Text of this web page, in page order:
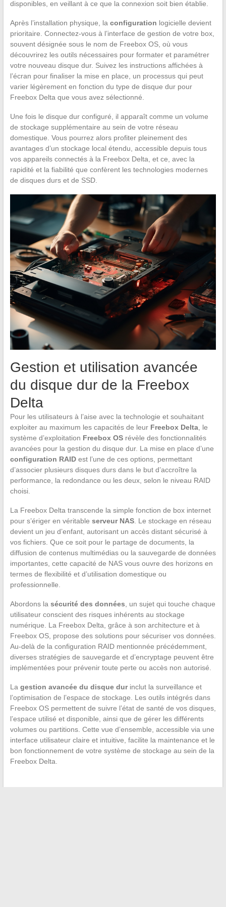
disponibles, en veillant à ce que la connexion soit bien établie.
Après l’installation physique, la configuration logicielle devient
prioritaire. Connectez-vous à l’interface de gestion de votre box,
souvent désignée sous le nom de Freebox OS, où vous
découvrirez les outils nécessaires pour formater et paramétrer
votre nouveau disque dur. Suivez les instructions affichées à
l’écran pour finaliser la mise en place, un processus qui peut
varier légèrement en fonction du type de disque dur pour
Freebox Delta que vous avez sélectionné.
Une fois le disque dur configuré, il apparaît comme un volume
de stockage supplémentaire au sein de votre réseau
domestique. Vous pourrez alors profiter pleinement des
avantages d’un stockage local étendu, accessible depuis tous
vos appareils connectés à la Freebox Delta, et ce, avec la
rapidité et la fiabilité que confèrent les technologies modernes
de disques durs et de SSD.
Gestion et utilisation avancée
du disque dur de la Freebox
Delta
Pour les utilisateurs à l’aise avec la technologie et souhaitant
exploiter au maximum les capacités de leur Freebox Delta, le
système d’exploitation Freebox OSrévèle des fonctionnalités
avancées pour la gestion du disque dur. La mise en place d’une
configuration RAIDest l’une de ces options, permettant
d’associer plusieurs disques durs dans le but d’accroître la
performance, la redondance ou les deux, selon le niveau RAID
choisi.
La Freebox Delta transcende la simple fonction de box internet
pour s’ériger en véritable serveur NAS. Le stockage en réseau
devient un jeu d’enfant, autorisant un accès distant sécurisé à
vos fichiers. Que ce soit pour le partage de documents, la
diffusion de contenus multimédias ou la sauvegarde de données
importantes, cette capacité de NAS vous ouvre des horizons en
termes de flexibilité et d’utilisation domestique ou
professionnelle.
Abordons la sécurité des données, un sujet qui touche chaque
utilisateur conscient des risques inhérents au stockage
numérique. La Freebox Delta, grâce à son architecture et à
Freebox OS, propose des solutions pour sécuriser vos données.
Au-delà de la configuration RAID mentionnée précédemment,
diverses stratégies de sauvegarde et d’encryptage peuvent être
implémentées pour prévenir toute perte ou accès non autorisé.
La gestion avancée du disque durinclut la surveillance et
l’optimisation de l’espace de stockage. Les outils intégrés dans
Freebox OS permettent de suivre l’état de santé de vos disques,
l’espace utilisé et disponible, ainsi que de gérer les différents
volumes ou partitions. Cette vue d’ensemble, accessible via une
interface utilisateur claire et intuitive, facilite la maintenance et le
bon fonctionnement de votre système de stockage au sein de la
Freebox Delta.